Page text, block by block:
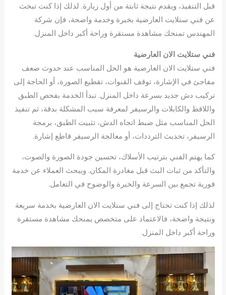
قبل التنفيذ، ويقدم نتيجة ثابتة من أول زيارة. لذلك إذا كنت تبحث
عن فني ستلايت العارضية بخبرة وخدمة واضحة، فإن شركة
المهندس تمنحك مشاهدة مستقرة وراحة أكبر داخل المنزل.
فني ستلايت الان العارضية
فني ستلايت الان العارضية هو الحل المناسب عند حدوث ضعف
مفاجئ في الإشارة، توقف القنوات، تقطيع الصورة، أو الحاجة إلى
تركيب دش جديد بسرعة داخل المنزل. تبدأ الخدمة بفحص الطبق
واللاقط والكابلات والرسيفر لمعرفة سبب المشكلة بدقة، ثم تنفيذ
الحل المناسب مثل ضبط اتجاه الدش، تثبيت الطبق، برمجة
الرسيفر، تحديث الترددات، أو معالجة الرسيفر قاطع إشارة.
كما يهتم الفني بترتيب الأسلاك، تحسين جودة الصورة والصوت،
والتأكد من ثبات البث قبل مغادرة المكان. ويبحث العملاء عن خدمة
فورية تجمع بين السرعة والخبرة والوضوح في التعامل.
لذلك إذا كنت تحتاج إلى فني ستلايت الان العارضية بخدمة سريعة
ونتيجة واضحة، فالاعتماد على متخصص يمنحك مشاهدة مستقرة
وراحة أكبر داخل المنزل.